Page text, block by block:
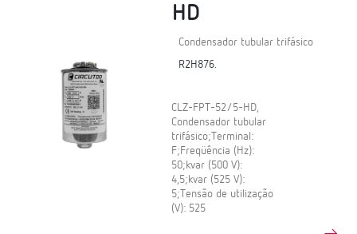
HD
Condensador tubular trifásico
R2H876.
CLZ-FPT-52/5-HD,
Condensador tubular
trifásico;Terminal:
F;Freqüência (Hz):
50;kvar (500 V):
4,5;kvar (525 V):
5;Tensão de utilização
(V): 525